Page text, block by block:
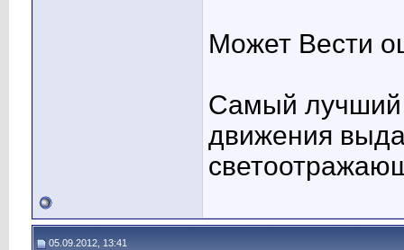
Может Вести
Самый лучший
движения
05.09.2012, 13:41